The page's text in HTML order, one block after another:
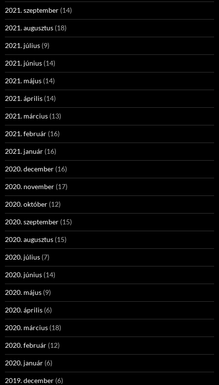
2021. szeptember (14)
2021. augusztus (18)
2021. július (9)
2021. június (14)
2021. május (14)
2021. április (14)
2021. március (13)
2021. február (16)
2021. január (16)
2020. december (16)
2020. november (17)
2020. október (12)
2020. szeptember (15)
2020. augusztus (15)
2020. július (7)
2020. június (14)
2020. május (9)
2020. április (6)
2020. március (18)
2020. február (12)
2020. január (6)
2019. december (6)